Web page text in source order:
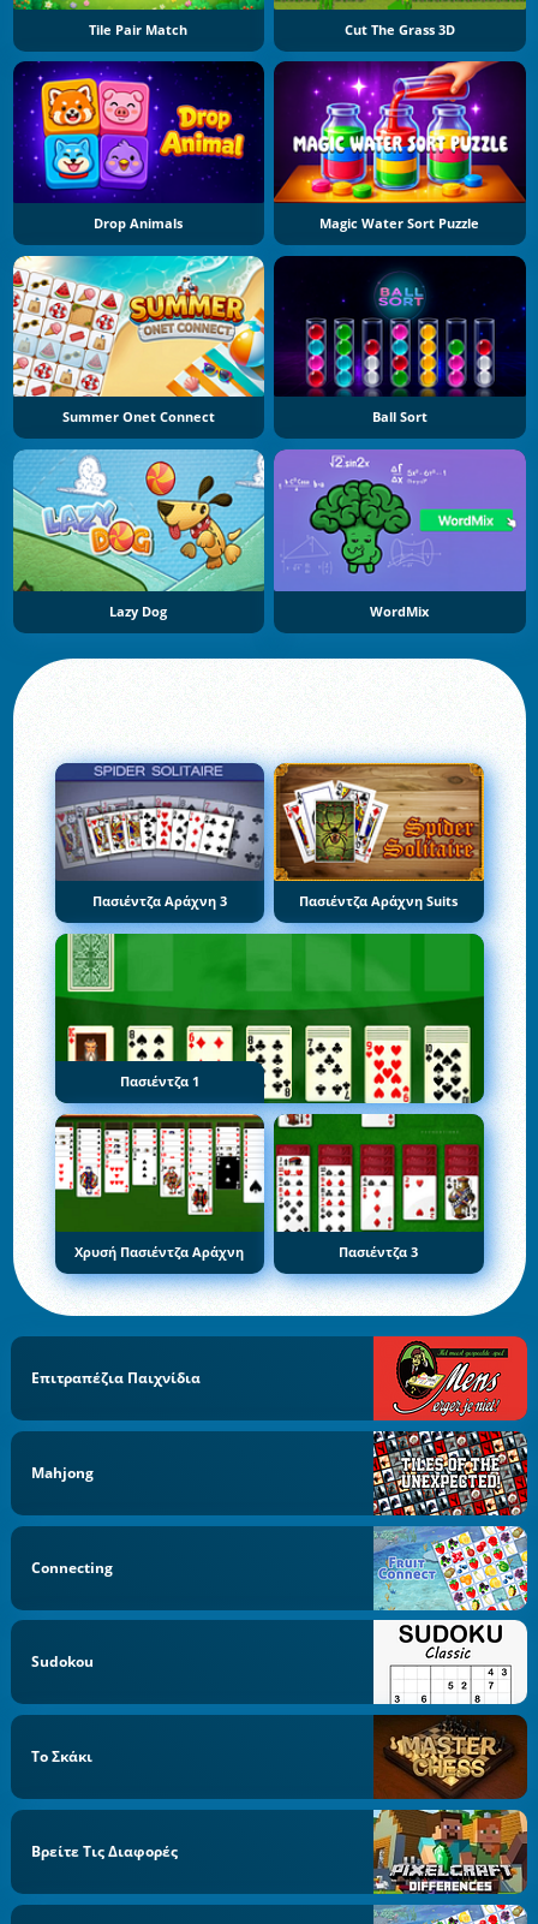
Tile Pair Match Cut The Grass 3D
Drop Animals Magic Water Sort Puzzle
Summer Onet Connect Ball Sort
Lazy Dog WordMix
Πασιέντζα Αράχνη 3 Πασιέντζα Αράχνη Suits
Πασιέντζα 1
Χρυσή Πασιέντζα Αράχνη Πασιέντζα 3
Επιτραπέζια Παιχνίδια
Mahjong
Connecting
Sudokou
Το Σκάκι
Βρείτε Τις Διαφορές